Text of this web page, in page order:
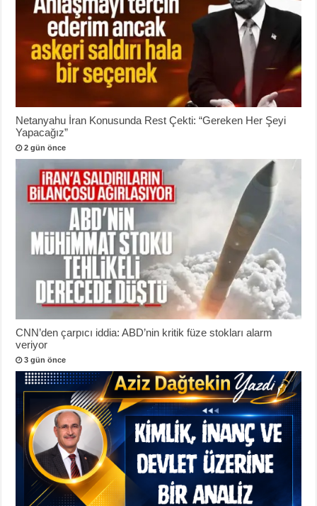
Netanyahu İran Konusunda Rest Çekti: “Gereken Her Şeyi
Yapacağız”
2 gün önce
CNN’den çarpıcı iddia: ABD’nin kritik füze stokları alarm
veriyor
3 gün önce